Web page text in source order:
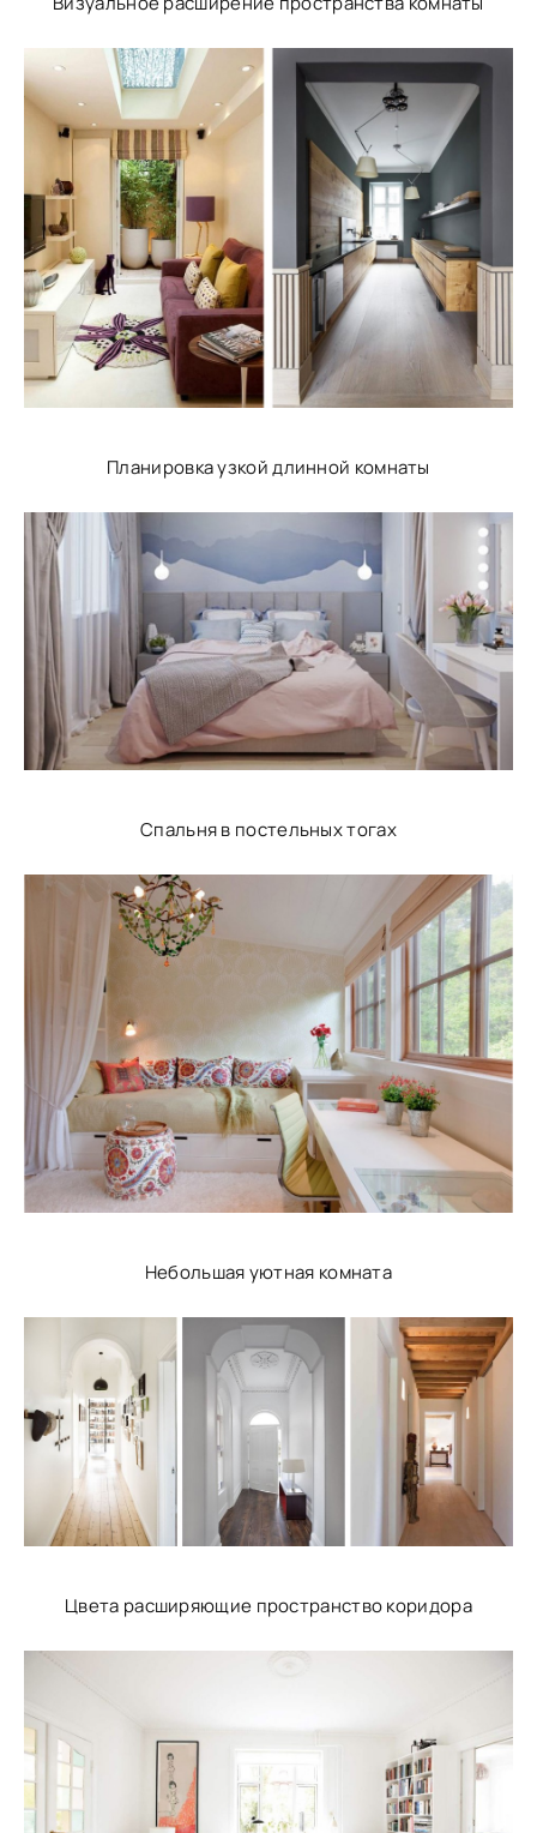
Планировка узкой длинной комнаты
Спальня в постельных тогах
Небольшая уютная комната
Цвета расширяющие пространство коридора